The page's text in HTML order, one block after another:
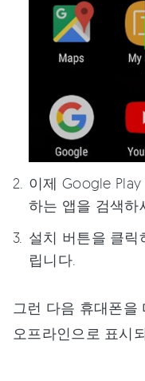
이제 Google
하는 앱을 검색하
설치 버튼을 클
립니다.
그런 다음 휴대폰
오프라인으로 표시